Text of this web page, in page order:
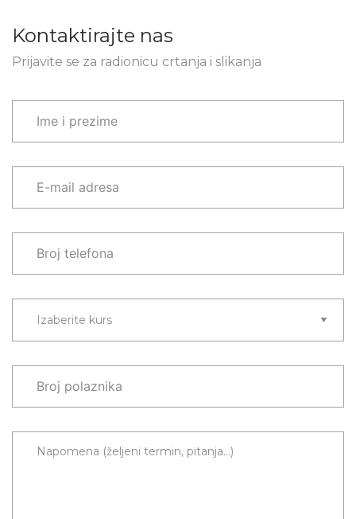
Kontaktirajte nas
Prijavite se za radionicu crtanja i slikanja